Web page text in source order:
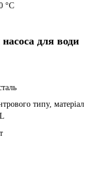
°C
для води
типу, матеріал